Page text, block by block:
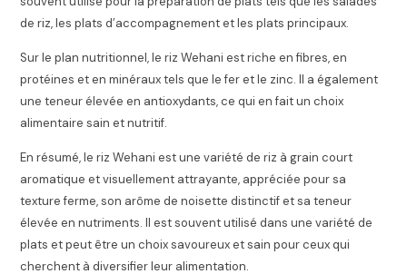
de riz, les plats d’accompagnement et les plats principaux.
Sur le plan nutritionnel, le riz Wehani est riche en fibres, en
protéines et en minéraux tels que le fer et le zinc. Il a également
une teneur élevée en antioxydants, ce qui en fait un choix
alimentaire sain et nutritif.
En résumé, le riz Wehani est une variété de riz à grain court
aromatique et visuellement attrayante, appréciée pour sa
texture ferme, son arôme de noisette distinctif et sa teneur
élevée en nutriments. Il est souvent utilisé dans une variété de
plats et peut être un choix savoureux et sain pour ceux qui
cherchent à diversifier leur alimentation.